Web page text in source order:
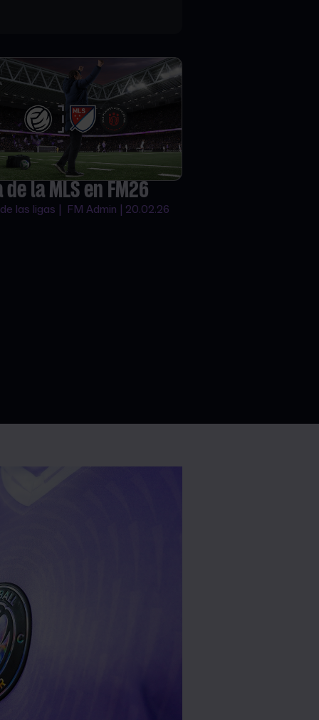
de la MLS en FM26
las ligas | FM Admin | 20.02.26